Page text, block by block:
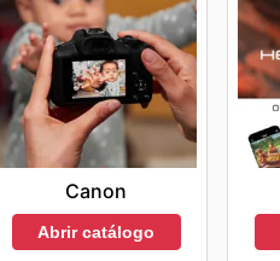
Canon
Abrir catálogo